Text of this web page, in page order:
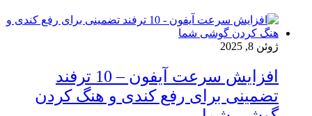
ژوئن 8, 2025
افزایش سرعت آیفون – 10 ترفند
تضمینی برای رفع کندی و هنگ کردن